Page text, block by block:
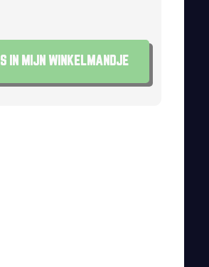
IN MIJN WINKELMANDJE